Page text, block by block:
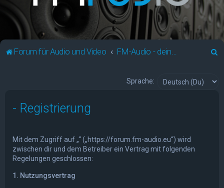
Forum für Audio und Video
Sprache:
- Registrierung
Mit dem Zugriff auf „“ („https://forum.fm-audio.eu“) wird
zwischen dir und dem Betreiber ein Vertrag mit folgenden
Regelungen geschlossen:
1. Nutzungsvertrag